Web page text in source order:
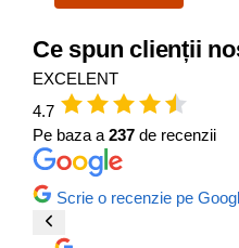
Ce spun clienții
EXCELENT
4.7
Pe baza a 237 de recenzii
Scrie o recenzie pe